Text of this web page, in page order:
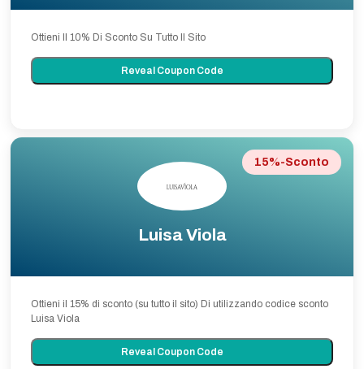
Ottieni Il 10% Di Sconto Su Tutto Il Sito
Reveal Coupon Code
15%-Sconto
Luisa Viola
Ottieni il 15% di sconto (su tutto il sito) Di utilizzando codice sconto
Luisa Viola
Reveal Coupon Code